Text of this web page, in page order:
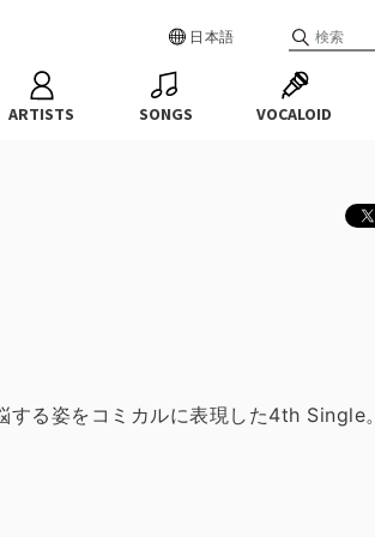
日本語
ARTISTS SONGS VOCALOID
する姿をコミカルに表現した4th Single。